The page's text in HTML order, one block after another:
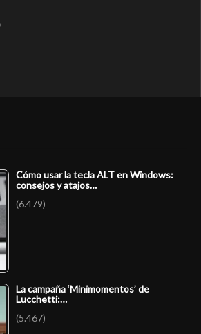
Cómo usar la tecla ALT en Windows:
consejos y atajos…
(6.479)
La campaña ‘Minimomentos’ de
Lucchetti:…
(5.467)